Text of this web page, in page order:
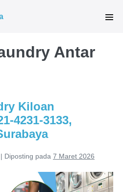
Antar
Kiloan
4231-3133,
| Diposting pada 7 Maret 2026